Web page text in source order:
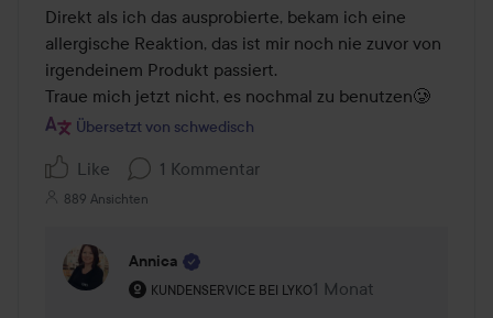
von
5
Direkt als ich das ausprobierte, bekam ich eine
allergische Reaktion, das ist mir noch nie zuvor von
irgendeinem Produkt passiert.
Traue mich jetzt nicht, es nochmal zu benutzen🥲
Übersetzt von schwedisch
Like 1 Kommentar
889 Ansichten
Annica
KUNDENSERVICE BEI LYKO
Rolle des Benutzers: Kundenservice bei Lyko.
1 Monat
Kommentaren lades 1